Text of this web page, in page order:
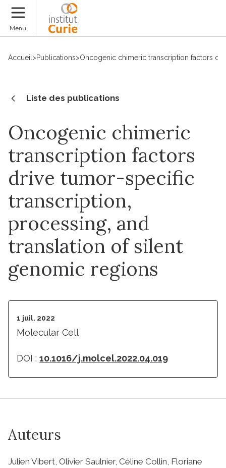
Menu
Accueil >Publications>Oncogenic chimeric transcription factors
Liste des publications
Oncogenic chimeric
transcription factors
drive tumor-specific
transcription,
processing, and
translation of silent
genomic regions
1 juil. 2022
Molecular Cell
DOI : 10.1016/j.molcel.2022.04.019
Auteurs
Julien Vibert, Olivier Saulnier, Céline Collin, Floriane